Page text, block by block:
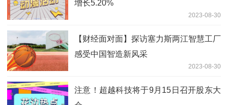
增长5.20%
2023-08-30
【财经面对面】探访塞力斯两江智慧工厂
感受中国智造新风采
2023-08-30
注意！超越科技将于9月15日召开股东大